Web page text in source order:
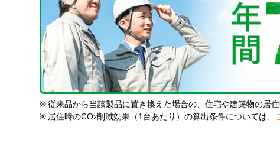
※ 従来品から当該製品に置き換えた場合の、住宅や建築物の居
※ 居住時のCO2削減効果（1台あたり）の算出条件については、